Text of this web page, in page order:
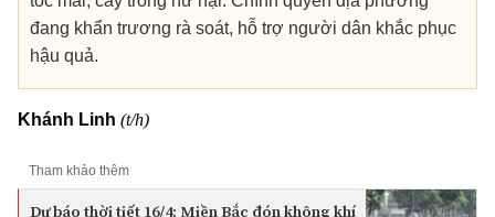
đang khẩn trương rà soát, hỗ trợ người dân khắc phục
hậu quả.
Khánh Linh (t/h)
Tham khảo thêm
Dự báo thời tiết 16/4: Miền Bắc đón không khí